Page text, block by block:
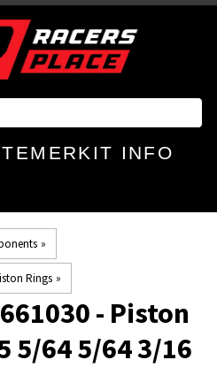
INFO
‪»
Rings ‪»
- Piston
5/64 5/64 3/16